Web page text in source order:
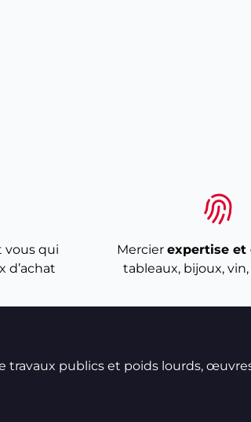
vous qui
d’achat
Mercier expertise et
tableaux, bijoux,
travaux publics et poids lourds,